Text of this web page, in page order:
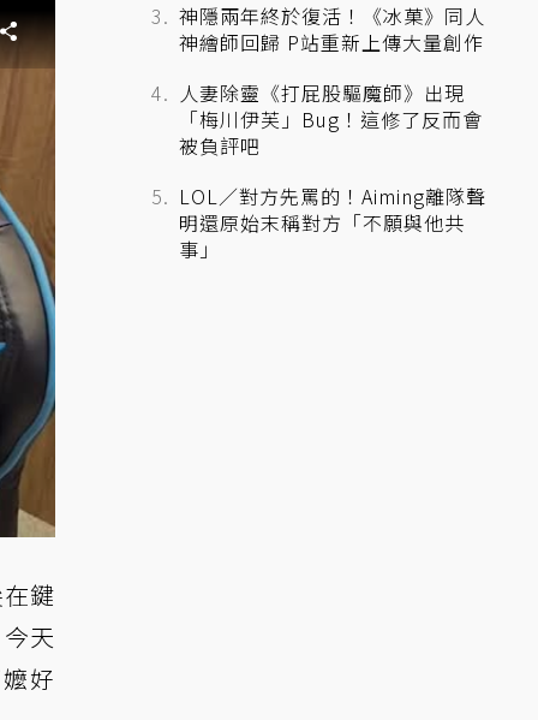
鍵
天
好
神隱兩年終於復活！《冰菓》同人
神繪師回歸 P站重新上傳大量創作
人妻除靈《打屁股驅魔師》出現
「梅川伊芙」Bug！這修了反而會
被負評吧
LOL／對方先罵的！Aiming離隊聲
明還原始末稱對方「不願與他共
事」